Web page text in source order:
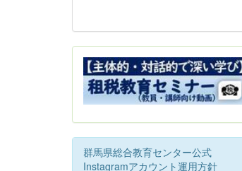
群馬県総合教育センター公式
Instagramアカウント運用方針